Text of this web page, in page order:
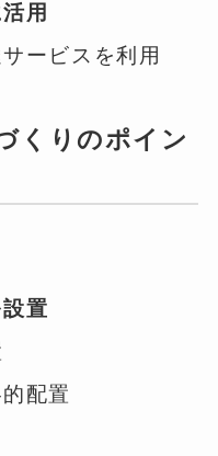
用
ービスを利用
くりのポイン
置
配置